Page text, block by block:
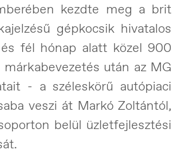
kezdte meg a brit
gépkocsik hivatalos
fél hónap alatt közel 900
után az MG
- a széleskörű autópiaci
veszi át Markó Zoltántól,
belül üzletfejlesztési